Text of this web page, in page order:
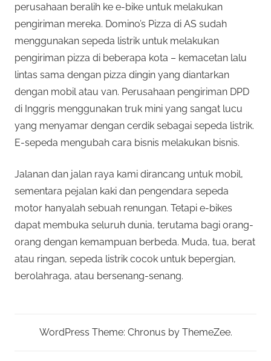
perusahaan beralih ke e-bike untuk melakukan
pengiriman mereka. Domino’s Pizza di AS sudah
menggunakan sepeda listrik untuk melakukan
pengiriman pizza di beberapa kota – kemacetan lalu
lintas sama dengan pizza dingin yang diantarkan
dengan mobil atau van. Perusahaan pengiriman DPD
di Inggris menggunakan truk mini yang sangat lucu
yang menyamar dengan cerdik sebagai sepeda listrik.
E-sepeda mengubah cara bisnis melakukan bisnis.
Jalanan dan jalan raya kami dirancang untuk mobil,
sementara pejalan kaki dan pengendara sepeda
motor hanyalah sebuah renungan. Tetapi e-bikes
dapat membuka seluruh dunia, terutama bagi orang-
orang dengan kemampuan berbeda. Muda, tua, berat
atau ringan, sepeda listrik cocok untuk bepergian,
berolahraga, atau bersenang-senang.
WordPress Theme: Chronus by ThemeZee.